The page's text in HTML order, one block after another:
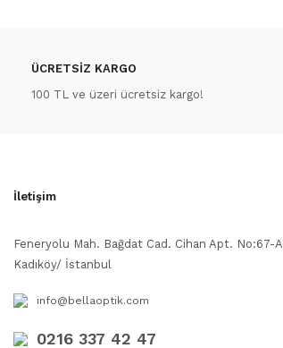
ÜCRETSİZ KARGO
100 TL ve üzeri ücretsiz kargo!
İletişim
Feneryolu Mah. Bağdat Cad. Cihan Apt. No:67-A
Kadıköy/ İstanbul
info@bellaoptik.com
0216 337 42 47